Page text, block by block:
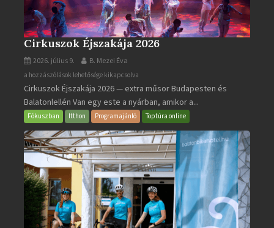
Cirkuszok Éjszakája 2026
2026. július 9. B. Mezei Éva
Cirkuszok
Éjszakája
2026
bejegyzéshez
a hozzászólások lehetősége kikapcsolva
Cirkuszok Éjszakája 2026 — extra műsor Budapesten és
Balatonlellén Van egy este a nyárban, amikor a...
Fókuszban Itthon Programajánló Toptúra online